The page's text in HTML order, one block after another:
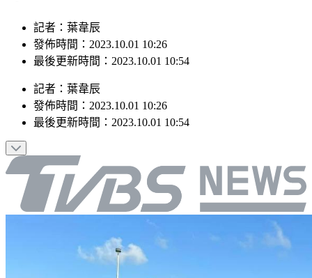
記者：葉韋辰
發佈時間：2023.10.01 10:26
最後更新時間：2023.10.01 10:54
記者 ： 葉韋辰
發佈時間： 2023.10.01 10:26
最後更新時間： 2023.10.01 10:54